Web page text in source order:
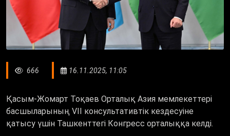
666 16.11.2025, 11:05
Қасым-Жомарт Тоқаев Орталық Азия мемлекеттері
басшыларының VII консультативтік кездесуіне
қатысу үшін Ташкенттегі Конгресс орталыққа келді.